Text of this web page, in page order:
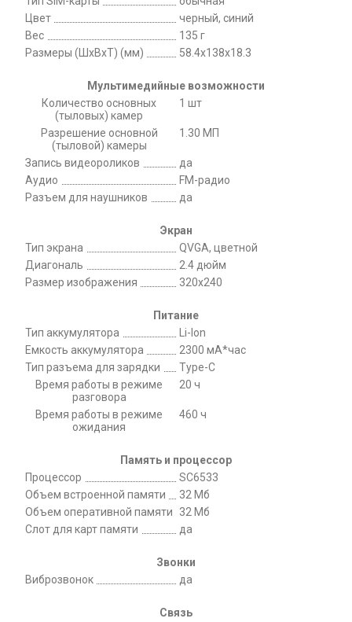
Цвет
черный, синий
Вес
135 г
Размеры (ШxВxТ) (мм)
58.4x138x18.3
Мультимедийные возможности
Количество основных
(тыловых) камер
1 шт
Разрешение основной
(тыловой) камеры
1.30 МП
Запись видеороликов
да
Аудио
FM-радио
Разъем для наушников
да
Экран
Тип экрана
QVGA, цветной
Диагональ
2.4 дюйм
Размер изображения
320x240
Питание
Тип аккумулятора
Li-Ion
Емкость аккумулятора
2300 мА*час
Тип разъема для зарядки
Type-C
Время работы в режиме
разговора
20 ч
Время работы в режиме
ожидания
460 ч
Память и процессор
Процессор
SC6533
Объем встроенной памяти
32 Мб
Объем оперативной памяти
32 Мб
Слот для карт памяти
да
Звонки
Виброзвонок
да
Связь